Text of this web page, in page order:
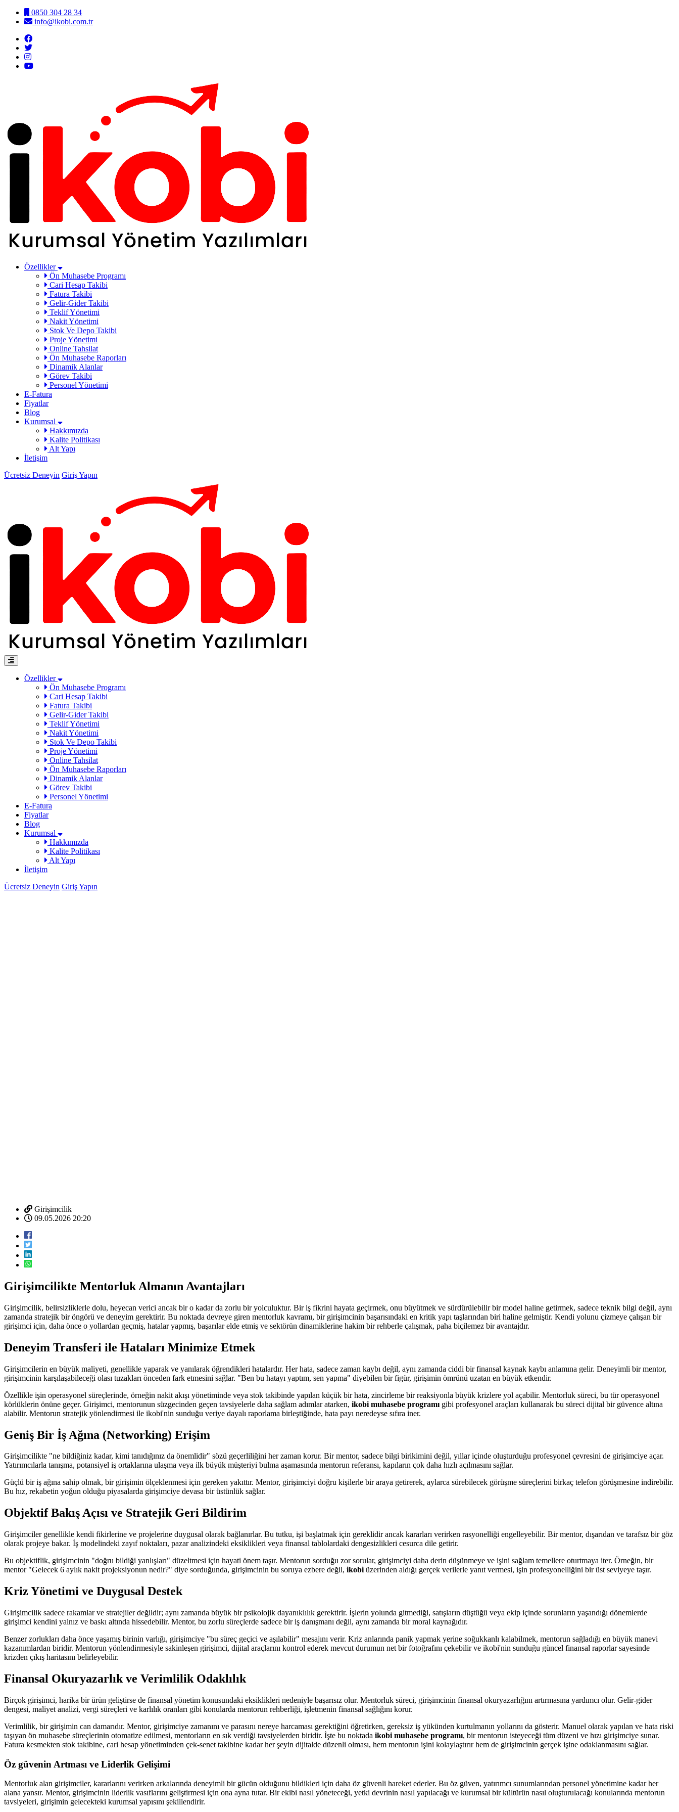
0850 304 28 34
info@ikobi.com.tr
Özellikler
Ön Muhasebe Programı
Cari Hesap Takibi
Fatura Takibi
Gelir-Gider Takibi
Teklif Yönetimi
Nakit Yönetimi
Stok Ve Depo Takibi
Proje Yönetimi
Online Tahsilat
Ön Muhasebe Raporları
Dinamik Alanlar
Görev Takibi
Personel Yönetimi
E-Fatura
Fiyatlar
Blog
Kurumsal
Hakkımızda
Kalite Politikası
Alt Yapı
İletişim
Ücretsiz Deneyin Giriş Yapın
Özellikler
Ön Muhasebe Programı
Cari Hesap Takibi
Fatura Takibi
Gelir-Gider Takibi
Teklif Yönetimi
Nakit Yönetimi
Stok Ve Depo Takibi
Proje Yönetimi
Online Tahsilat
Ön Muhasebe Raporları
Dinamik Alanlar
Görev Takibi
Personel Yönetimi
E-Fatura
Fiyatlar
Blog
Kurumsal
Hakkımızda
Kalite Politikası
Alt Yapı
İletişim
Ücretsiz Deneyin Giriş Yapın
Girişimcilik
09.05.2026 20:20
Girişimcilikte Mentorluk Almanın Avantajları
Girişimcilik, belirsizliklerle dolu, heyecan verici ancak bir o kadar da zorlu bir yolculuktur. Bir iş fikrini hayata geçirmek, onu büyütmek ve sürdürülebilir bir model haline getirmek, sadece teknik bilgi değil, aynı
zamanda stratejik bir öngörü ve deneyim gerektirir. Bu noktada devreye giren mentorluk kavramı, bir girişimcinin başarısındaki en kritik yapı taşlarından biri haline gelmiştir. Kendi yolunu çizmeye çalışan bir
girişimci için, daha önce o yollardan geçmiş, hatalar yapmış, başarılar elde etmiş ve sektörün dinamiklerine hakim bir rehberle çalışmak, paha biçilemez bir avantajdır.
Deneyim Transferi ile Hataları Minimize Etmek
Girişimcilerin en büyük maliyeti, genellikle yaparak ve yanılarak öğrendikleri hatalardır. Her hata, sadece zaman kaybı değil, aynı zamanda ciddi bir finansal kaynak kaybı anlamına gelir. Deneyimli bir mentor,
girişimcinin karşılaşabileceği olası tuzakları önceden fark etmesini sağlar. "Ben bu hatayı yaptım, sen yapma" diyebilen bir figür, girişimin ömrünü uzatan en büyük etkendir.
Özellikle işin operasyonel süreçlerinde, örneğin nakit akışı yönetiminde veya stok takibinde yapılan küçük bir hata, zincirleme bir reaksiyonla büyük krizlere yol açabilir. Mentorluk süreci, bu tür operasyonel
körlüklerin önüne geçer. Girişimci, mentorunun süzgecinden geçen tavsiyelerle daha sağlam adımlar atarken, ikobi muhasebe programı gibi profesyonel araçları kullanarak bu süreci dijital bir güvence altına
alabilir. Mentorun stratejik yönlendirmesi ile ikobi'nin sunduğu veriye dayalı raporlama birleştiğinde, hata payı neredeyse sıfıra iner.
Geniş Bir İş Ağına (Networking) Erişim
Girişimcilikte "ne bildiğiniz kadar, kimi tanıdığınız da önemlidir" sözü geçerliliğini her zaman korur. Bir mentor, sadece bilgi birikimini değil, yıllar içinde oluşturduğu profesyonel çevresini de girişimciye açar.
Yatırımcılarla tanışma, potansiyel iş ortaklarına ulaşma veya ilk büyük müşteriyi bulma aşamasında mentorun referansı, kapıların çok daha hızlı açılmasını sağlar.
Güçlü bir iş ağına sahip olmak, bir girişimin ölçeklenmesi için gereken yakıttır. Mentor, girişimciyi doğru kişilerle bir araya getirerek, aylarca sürebilecek görüşme süreçlerini birkaç telefon görüşmesine indirebilir.
Bu hız, rekabetin yoğun olduğu piyasalarda girişimciye devasa bir üstünlük sağlar.
Objektif Bakış Açısı ve Stratejik Geri Bildirim
Girişimciler genellikle kendi fikirlerine ve projelerine duygusal olarak bağlanırlar. Bu tutku, işi başlatmak için gereklidir ancak kararları verirken rasyonelliği engelleyebilir. Bir mentor, dışarıdan ve tarafsız bir göz
olarak projeye bakar. İş modelindeki zayıf noktaları, pazar analizindeki eksiklikleri veya finansal tablolardaki dengesizlikleri cesurca dile getirir.
Bu objektiflik, girişimcinin "doğru bildiği yanlışları" düzeltmesi için hayati önem taşır. Mentorun sorduğu zor sorular, girişimciyi daha derin düşünmeye ve işini sağlam temellere oturtmaya iter. Örneğin, bir
mentor "Gelecek 6 aylık nakit projeksiyonun nedir?" diye sorduğunda, girişimcinin bu soruya ezbere değil, ikobi üzerinden aldığı gerçek verilerle yanıt vermesi, işin profesyonelliğini bir üst seviyeye taşır.
Kriz Yönetimi ve Duygusal Destek
Girişimcilik sadece rakamlar ve stratejiler değildir; aynı zamanda büyük bir psikolojik dayanıklılık gerektirir. İşlerin yolunda gitmediği, satışların düştüğü veya ekip içinde sorunların yaşandığı dönemlerde
girişimci kendini yalnız ve baskı altında hissedebilir. Mentor, bu zorlu süreçlerde sadece bir iş danışmanı değil, aynı zamanda bir moral kaynağıdır.
Benzer zorlukları daha önce yaşamış birinin varlığı, girişimciye "bu süreç geçici ve aşılabilir" mesajını verir. Kriz anlarında panik yapmak yerine soğukkanlı kalabilmek, mentorun sağladığı en büyük manevi
kazanımlardan biridir. Mentorun yönlendirmesiyle sakinleşen girişimci, dijital araçlarını kontrol ederek mevcut durumun net bir fotoğrafını çekebilir ve ikobi'nin sunduğu güncel finansal raporlar sayesinde
krizden çıkış haritasını belirleyebilir.
Finansal Okuryazarlık ve Verimlilik Odaklılık
Birçok girişimci, harika bir ürün geliştirse de finansal yönetim konusundaki eksiklikleri nedeniyle başarısız olur. Mentorluk süreci, girişimcinin finansal okuryazarlığını artırmasına yardımcı olur. Gelir-gider
dengesi, maliyet analizi, vergi süreçleri ve karlılık oranları gibi konularda mentorun rehberliği, işletmenin finansal sağlığını korur.
Verimlilik, bir girişimin can damarıdır. Mentor, girişimciye zamanını ve parasını nereye harcaması gerektiğini öğretirken, gereksiz iş yükünden kurtulmanın yollarını da gösterir. Manuel olarak yapılan ve hata riski
taşıyan ön muhasebe süreçlerinin otomatize edilmesi, mentorların en sık verdiği tavsiyelerden biridir. İşte bu noktada ikobi muhasebe programı, bir mentorun isteyeceği tüm düzeni ve hızı girişimciye sunar.
Fatura kesmekten stok takibine, cari hesap yönetiminden çek-senet takibine kadar her şeyin dijitalde düzenli olması, hem mentorun işini kolaylaştırır hem de girişimcinin gerçek işine odaklanmasını sağlar.
Öz güvenin Artması ve Liderlik Gelişimi
Mentorluk alan girişimciler, kararlarını verirken arkalarında deneyimli bir gücün olduğunu bildikleri için daha öz güvenli hareket ederler. Bu öz güven, yatırımcı sunumlarından personel yönetimine kadar her
alana yansır. Mentor, girişimcinin liderlik vasıflarını geliştirmesi için ona ayna tutar. Bir ekibi nasıl yöneteceği, yetki devrinin nasıl yapılacağı ve kurumsal bir kültürün nasıl oluşturulacağı konularında mentorun
tavsiyeleri, girişimin gelecekteki kurumsal yapısını şekillendirir.